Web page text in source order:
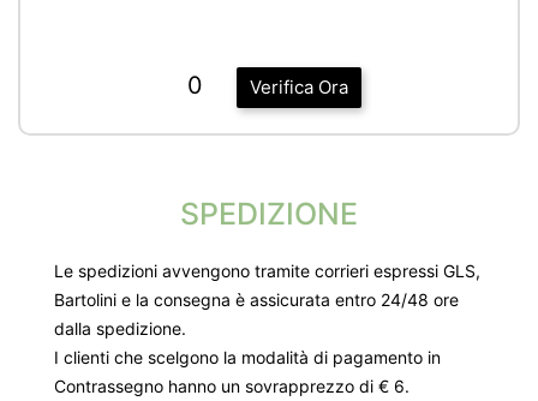
Verifica Ora
0
SPEDIZIONE
Le spedizioni avvengono tramite corrieri espressi GLS,
Bartolini e la consegna è assicurata entro 24/48 ore
dalla spedizione.
I clienti che scelgono la modalità di pagamento in
Contrassegno hanno un sovrapprezzo di € 6.